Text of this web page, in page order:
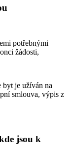
potřebnými
žádosti,
byt je užíván na
smlouva, výpis z
jsou k